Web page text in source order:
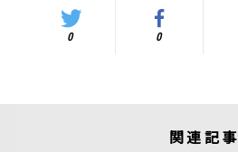
0 0
関連記事